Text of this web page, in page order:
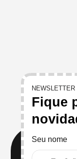
NEWSLETTER
Fique
Seu nome